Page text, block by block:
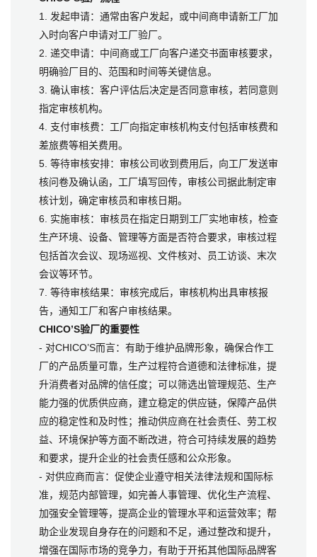
1. 发起申请：通常由客户发起，或中间商申请新工厂加
入时向客户申请对工厂验厂。
2. 递交申请：中间商或工厂向客户递交书面审核要求，
明确验厂目的、范围和时间等关键信息。
3. 确认审核：客户评估后决定是否同意审核，若同意则
指定审核机构。
4. 支付审核费：工厂向指定审核机构支付包括审核费和
差旅费等相关费用。
5. 等待审核安排：审核公司收到费用后，向工厂发送审
核问卷及确认函，工厂填写回传，审核公司据此制定审
核计划，确定审核员和审核日期。
6. 实施审核：审核员在指定日期到工厂实地审核，检查
生产环境、设备、管理等方面是否符合要求，审核过程
包括首次会议、现场巡视、文件核对、员工访谈、末次
会议等环节。
7. 等待审核结果：审核完成后，审核机构出具审核报
告，通知工厂和客户审核结果。
CHICO’S验厂的重要性
- 对CHICO’S而言：有助于维护品牌形象，确保合作工
厂的产品质量可靠，生产过程符合道德和法律标准，提
升消费者对品牌的信任度；可以筛选出管理规范、生产
能力强的优质供应商，建立稳定的供应链，保障产品供
应的稳定性和及时性；推动供应商在社会责任、劳工权
益、环境保护等方面不断改进，符合可持续发展的趋势
和要求，提升企业的社会责任感和公众形象。
- 对供应商而言：促使企业遵守相关法律法规和国际标
准，规范内部管理，如完善人事管理、优化生产流程、
加强安全管理等，提高企业的管理水平和运营效率；帮
助企业发现自身存在的问题和不足，通过整改和提升，
增强在国际市场的竞争力，有助于开拓其他国际品牌客